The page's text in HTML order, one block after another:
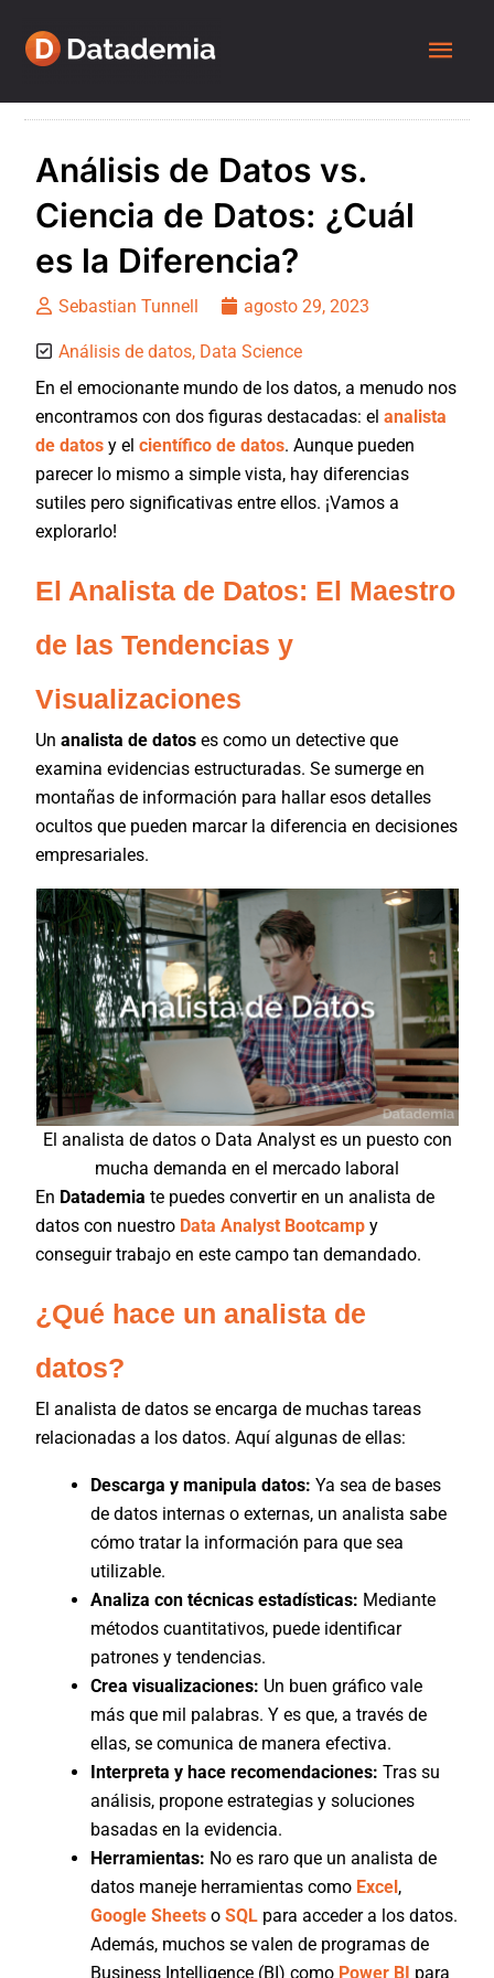
Análisis de Datos vs.
Ciencia de Datos: ¿Cuál
es la Diferencia?
Sebastian Tunnell agosto 29, 2023
Análisis de datos, Data Science
En el emocionante mundo de los datos, a menudo nos
encontramos con dos figuras destacadas: elanalista
de datos y elcientífico de datos. Aunque pueden
parecer lo mismo a simple vista, hay diferencias
sutiles pero significativas entre ellos. ¡Vamos a
explorarlo!
El Analista de Datos: El Maestro
de las Tendencias y
Visualizaciones
Unanalista de datos es como un detective que
examina evidencias estructuradas. Se sumerge en
montañas de información para hallar esos detalles
ocultos que pueden marcar la diferencia en decisiones
empresariales.
El analista de datos o Data Analyst es un puesto con
mucha demanda en el mercado laboral
En Datademia te puedes convertir en un analista de
datos con nuestro Data Analyst Bootcamp y
conseguir trabajo en este campo tan demandado.
¿Qué hace un analista de
datos?
El analista de datos se encarga de muchas tareas
relacionadas a los datos. Aquí algunas de ellas:
Descarga y manipula datos: Ya sea de bases
de datos internas o externas, un analista sabe
cómo tratar la información para que sea
utilizable.
Analiza con técnicas estadísticas: Mediante
métodos cuantitativos, puede identificar
patrones y tendencias.
Crea visualizaciones: Un buen gráfico vale
más que mil palabras. Y es que, a través de
ellas, se comunica de manera efectiva.
Interpreta y hace recomendaciones: Tras su
análisis, propone estrategias y soluciones
basadas en la evidencia.
Herramientas: No es raro que un analista de
datos maneje herramientas como Excel,
Google Sheetso SQLpara acceder a los datos.
Además, muchos se valen de programas de
Business Intelligence (BI) como Power BI para